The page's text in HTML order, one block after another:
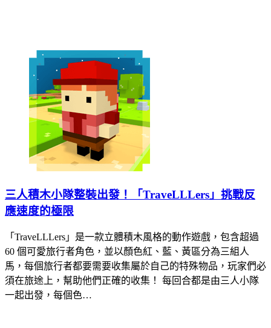
三人積木小隊整裝出發！「TraveLLLers」挑戰反
應速度的極限
「TraveLLLers」是一款立體積木風格的動作遊戲，包含超過
60 個可愛旅行者角色，並以顏色紅、藍、黃區分為三組人
馬，每個旅行者都要需要收集屬於自己的特殊物品，玩家們必
須在旅途上，幫助他們正確的收集！ 每回合都是由三人小隊
一起出發，每個色…